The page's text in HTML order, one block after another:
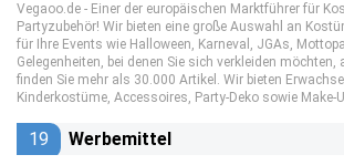
Vegaoo.de - Einer der europäischen Marktführer für
Partyzubehör! Wir bieten eine große Auswahl an
für Ihre Events wie Halloween, Karneval, JGAs,
Gelegenheiten, bei denen Sie sich verkleiden möchten,
finden Sie mehr als 30.000 Artikel. Wir bieten
Kinderkostüme, Accessoires, Party-Deko sowie Make-
19 Werbemittel